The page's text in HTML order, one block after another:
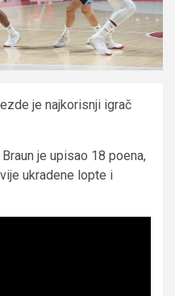
je najkorisnji igrač
je upisao 18 poena,
ukradene lopte i